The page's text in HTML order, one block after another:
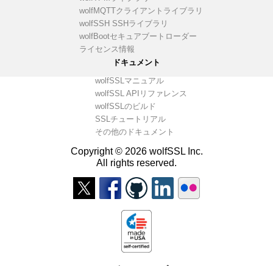
wolfMQTTクライアントライブラリ
wolfSSH SSHライブラリ
wolfBootセキュアブートローダー
ライセンス情報
ドキュメント
wolfSSLマニュアル
wolfSSL APIリファレンス
wolfSSLのビルド
SSLチュートリアル
その他のドキュメント
Copyright © 2026 wolfSSL Inc.
All rights reserved.